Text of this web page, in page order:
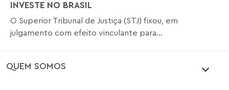
INVESTE NO BRASIL
O Superior Tribunal de Justiça (STJ) fixou, em
julgamento com efeito vinculante para...
QUEM SOMOS